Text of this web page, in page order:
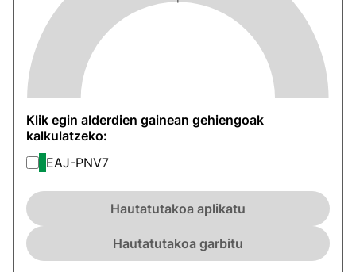
Klik egin alderdien gainean gehiengoak
kalkulatzeko:
EAJ-PNV7
Hautatutakoa aplikatu
Hautatutakoa garbitu